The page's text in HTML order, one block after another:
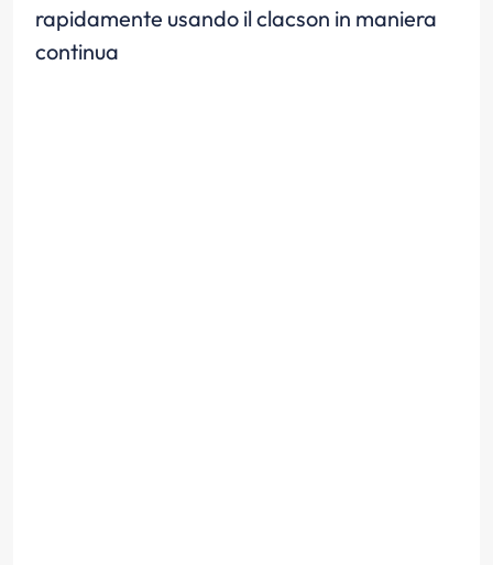
rapidamente usando il clacson in maniera
continua